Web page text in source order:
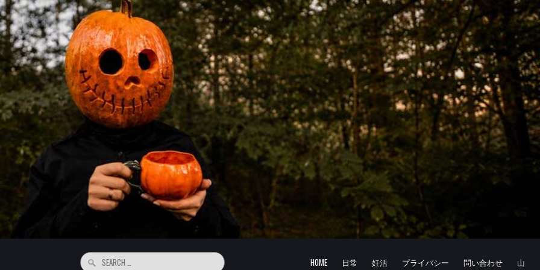
Search
HOME 日常 妊活 プライバシー 問い合わせ 山